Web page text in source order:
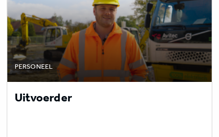
PERSONEEL
Uitvoerder